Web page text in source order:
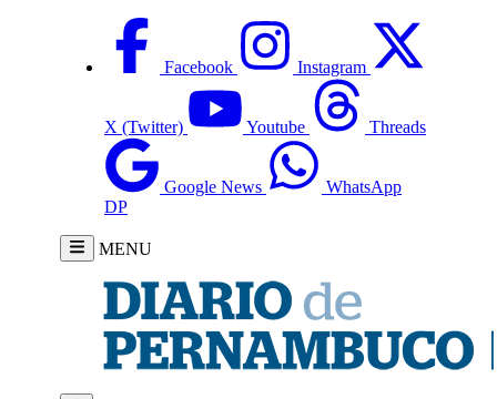
Facebook Instagram
X (Twitter) Youtube Threads
Google News
WhatsApp
DP
MENU